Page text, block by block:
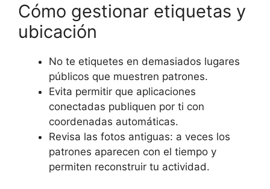
Cómo gestionar etiquetas y
ubicación
No te etiquetes en demasiados lugares
públicos que muestren patrones.
Evita permitir que aplicaciones
conectadas publiquen por ti con
coordenadas automáticas.
Revisa las fotos antiguas: a veces los
patrones aparecen con el tiempo y
permiten reconstruir tu actividad.